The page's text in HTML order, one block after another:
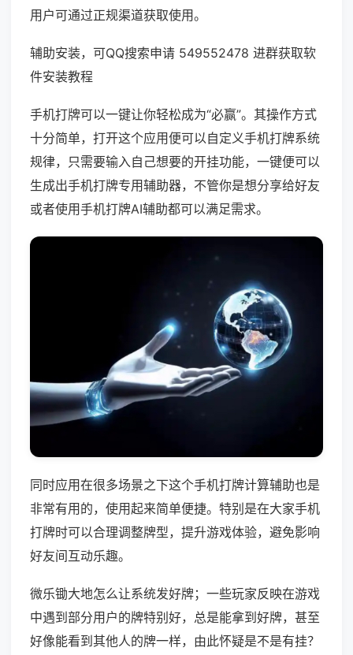
用户可通过正规渠道获取使用。
辅助安装，可QQ搜索申请 549552478 进群获取软
件安装教程
手机打牌可以一键让你轻松成为“必赢”。其操作方式
十分简单，打开这个应用便可以自定义手机打牌系统
规律，只需要输入自己想要的开挂功能，一键便可以
生成出手机打牌专用辅助器，不管你是想分享给好友
或者使用手机打牌AI辅助都可以满足需求。
同时应用在很多场景之下这个手机打牌计算辅助也是
非常有用的，使用起来简单便捷。特别是在大家手机
打牌时可以合理调整牌型，提升游戏体验，避免影响
好友间互动乐趣。
微乐锄大地怎么让系统发好牌；一些玩家反映在游戏
中遇到部分用户的牌特别好，总是能拿到好牌，甚至
好像能看到其他人的牌一样，由此怀疑是不是有挂？